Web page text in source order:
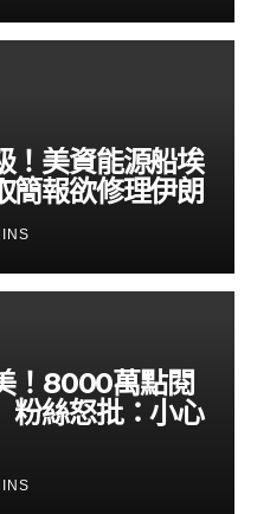
！美資能源船埃
報欲修理伊朗
！8000萬點閱
絲怒批：小心